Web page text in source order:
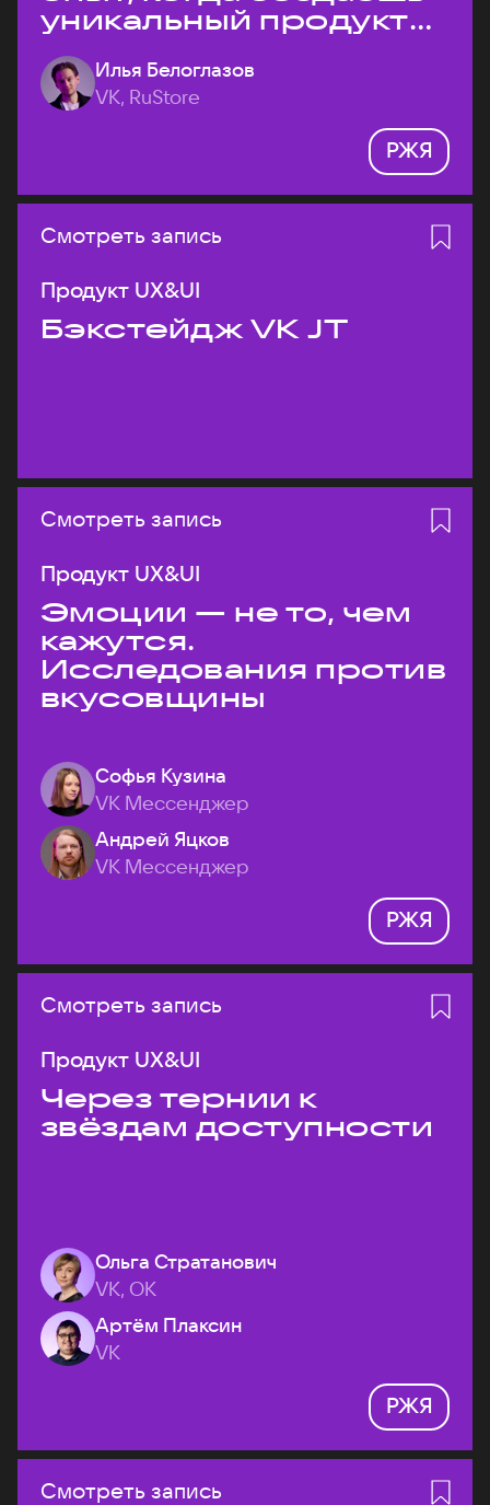
уникальный продукт
на рынке?
Илья Белоглазов
VK, RuStore
РЖЯ
Смотреть запись
Продукт UX&UI
Бэкстейдж VK JT
Смотреть запись
Продукт UX&UI
Эмоции — не то, чем
кажутся.
Исследования против
вкусовщины
Софья Кузина
VK Мессенджер
Андрей Яцков
VK Мессенджер
РЖЯ
Смотреть запись
Продукт UX&UI
Через тернии к
звёздам доступности
Ольга Стратанович
VK, ОК
Артём Плаксин
VK
РЖЯ
Смотреть запись